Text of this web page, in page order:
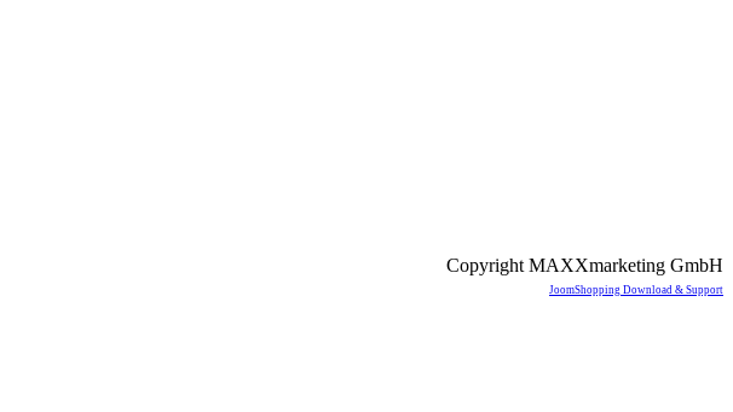
Copyright MAXXmarketing GmbH
JoomShopping Download & Support